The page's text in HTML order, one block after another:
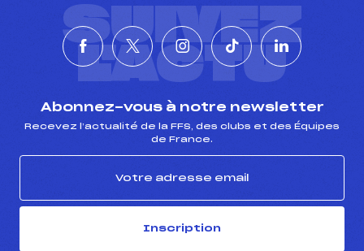
SUIVEZ
L'ACTU
Abonnez-vous à notre newsletter
Recevez l’actualité de la FFS, des clubs et des Équipes
de France.
Inscription